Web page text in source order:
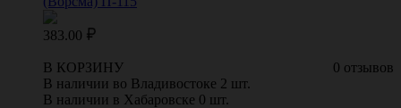
383.00
0 отзывов
В КОРЗИНУ
В наличии во Владивостоке 2 шт.
В наличии в Хабаровске 0 шт.